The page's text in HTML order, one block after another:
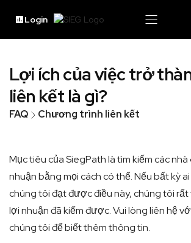
Login
Lợi ích của việc trở
liên kết là gì?
FAQ Chương trình liên kết
Mục tiêu của SiegPath là tìm kiếm các
nhuận bằng mọi cách có thể. Nếu bất kỳ
chúng tôi đạt được điều này, chúng tôi rất
lợi nhuận đã kiếm được. Vui lòng liên hệ
chúng tôi để biết thêm thông tin.